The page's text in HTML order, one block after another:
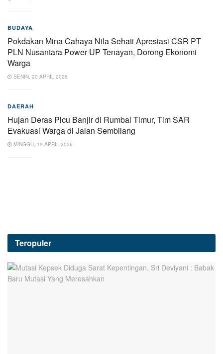
BUDAYA
Pokdakan Mina Cahaya Nila Sehati Apresiasi CSR PT
PLN Nusantara Power UP Tenayan, Dorong Ekonomi
Warga
SENIN, 20 APRIL 2026
DAERAH
Hujan Deras Picu Banjir di Rumbai Timur, Tim SAR
Evakuasi Warga di Jalan Sembilang
MINGGU, 19 APRIL 2026
Teropuler